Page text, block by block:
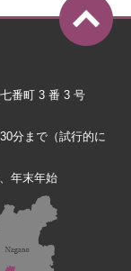
番町 3 番 3 号
分まで（試行的に
年末年始